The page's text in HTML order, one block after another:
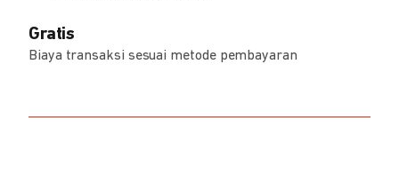
Gratis
Biaya transaksi sesuai metode pembayaran